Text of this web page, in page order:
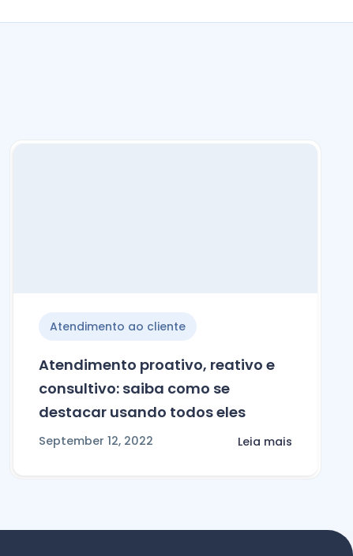
Atendimento ao cliente
Atendimento proativo, reativo e
consultivo: saiba como se
destacar usando todos eles
September 12, 2022 Leia mais